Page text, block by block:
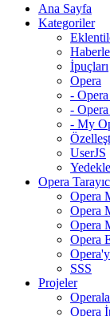
Ana Sayfa
Kategoriler
İpuçları
Opera
-
-
- My
UserJS
Opera
Opera
Opera
Opera
Opera
SSS
Projeler
Opera